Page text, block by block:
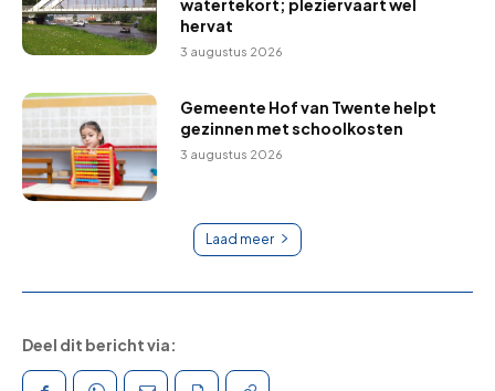
watertekort; pleziervaart wel
hervat
3 augustus 2026
Gemeente Hof van Twente helpt
gezinnen met schoolkosten
3 augustus 2026
Laad meer
Deel dit bericht via: